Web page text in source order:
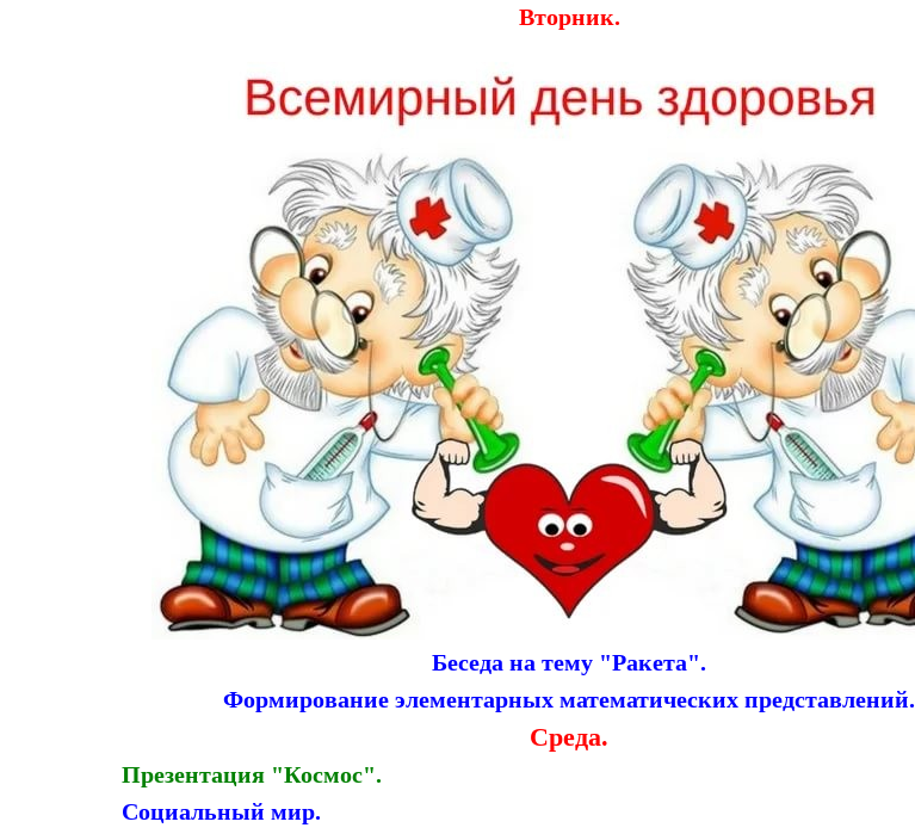
Вторник.
Беседа на тему "Ракета".
Формирование элементарных математических представлений.
Среда.
Презентация "Космос".
Социальный мир.